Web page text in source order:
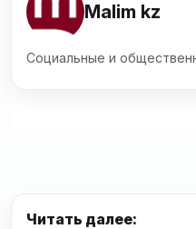
Malim kz
Социальные и
Читать далее: